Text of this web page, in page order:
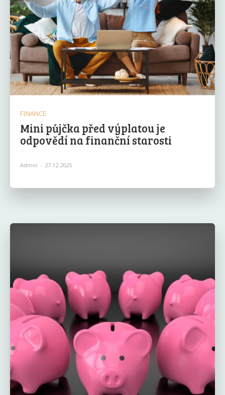
FINANCE
Mini půjčka před výplatou je
odpovědí na finanční starosti
Admin - 27.12.2025